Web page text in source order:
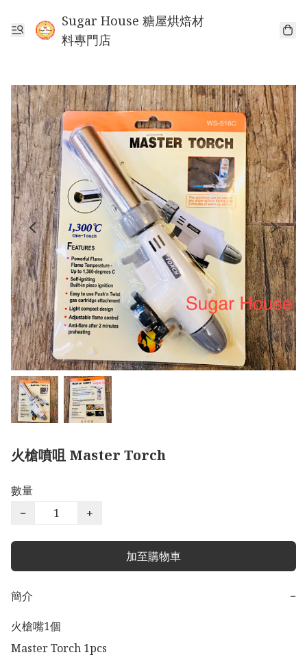
Sugar House 糖屋烘焙材
料專門店
火槍噴咀 Master Torch
數量
−
+
加至購物車
簡介
−
火槍嘴1個
Master Torch 1pcs